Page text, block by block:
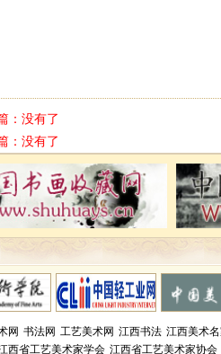
：没有了
：没有了
网 书法网 工艺美术网 江西书法 江西美术名
西省工艺美术家学会 江西省工艺美术家协会